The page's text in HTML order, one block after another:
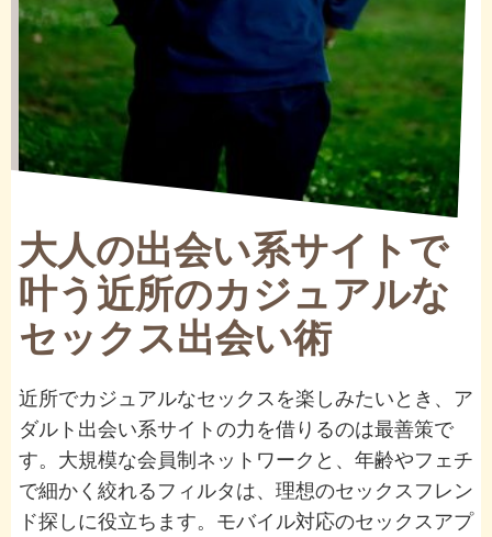
大人の出会い系サイトで
叶う近所のカジュアルな
セックス出会い術
近所でカジュアルなセックスを楽しみたいとき、ア
ダルト出会い系サイトの力を借りるのは最善策で
す。大規模な会員制ネットワークと、年齢やフェチ
で細かく絞れるフィルタは、理想のセックスフレン
ド探しに役立ちます。モバイル対応のセックスアプ